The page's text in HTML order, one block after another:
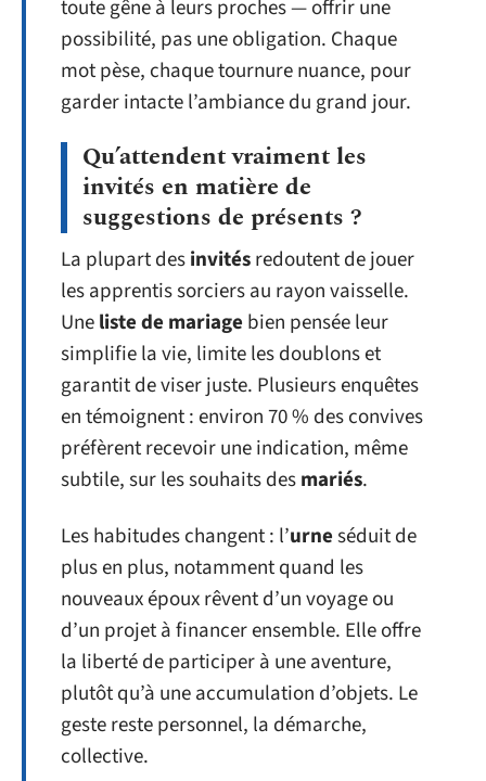
toute gêne à leurs proches — offrir une
possibilité, pas une obligation. Chaque
mot pèse, chaque tournure nuance, pour
garder intacte l’ambiance du grand jour.
Qu’attendent vraiment les
invités en matière de
suggestions de présents ?
La plupart desinvitésredoutent de jouer
les apprentis sorciers au rayon vaisselle.
Uneliste de mariage bien pensée leur
simplifie la vie, limite les doublons et
garantit de viser juste. Plusieurs enquêtes
en témoignent : environ 70 % des convives
préfèrent recevoir une indication, même
subtile, sur les souhaits desmariés.
Les habitudes changent : l’urneséduit de
plus en plus, notamment quand les
nouveaux époux rêvent d’un voyage ou
d’un projet à financer ensemble. Elle offre
la liberté de participer à une aventure,
plutôt qu’à une accumulation d’objets. Le
geste reste personnel, la démarche,
collective.